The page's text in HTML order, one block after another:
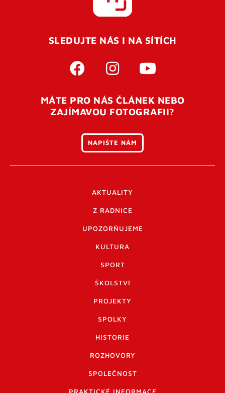
SLEDUJTE NÁS I NA SÍTÍCH
MÁTE PRO NÁS ČLÁNEK NEBO
ZAJÍMAVOU FOTOGRAFII?
NAPIŠTE NÁM
AKTUALITY
Z RADNICE
UPOZORŇUJEME
KULTURA
SPORT
ŠKOLSTVÍ
PROJEKTY
SPOLKY
HISTORIE
ROZHOVORY
SPOLEČNOST